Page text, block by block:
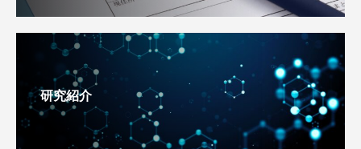
研究紹介